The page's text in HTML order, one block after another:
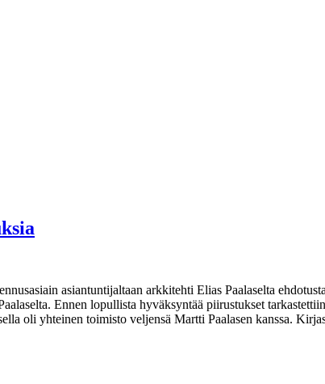
asiantuntijaltaan arkkitehti Elias Paalaselta
Ennen lopullista hyväksyntää piirustukset
oli yhteinen toimisto veljensä Martti Paalasen kanssa.